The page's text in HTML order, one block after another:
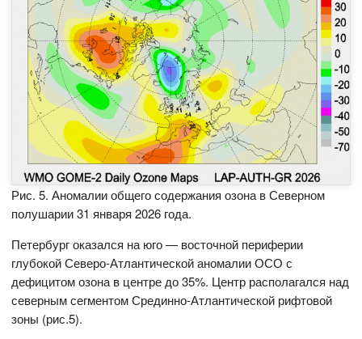
Рис. 5. Аномалии общего содержания озона в Северном
полушарии 31 января 2026 года.
Петербург оказался на юго — восточной периферии
глубокой Северо-Атлантической аномалии ОСО с
дефицитом озона в центре до 35%. Центр располагался над
северным сегментом Срединно-Атлантической рифтовой
зоны (рис.5).